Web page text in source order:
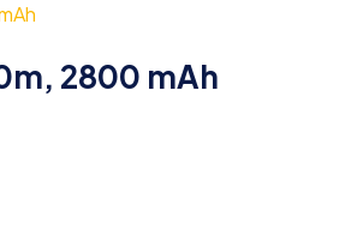
2800 mAh